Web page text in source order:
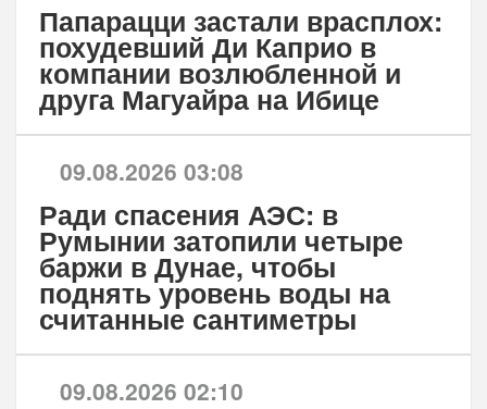
Папарацци застали врасплох:
похудевший Ди Каприо в
компании возлюбленной и
друга Магуайра на Ибице
09.08.2026 03:08
Ради спасения АЭС: в
Румынии затопили четыре
баржи в Дунае, чтобы
поднять уровень воды на
считанные сантиметры
09.08.2026 02:10